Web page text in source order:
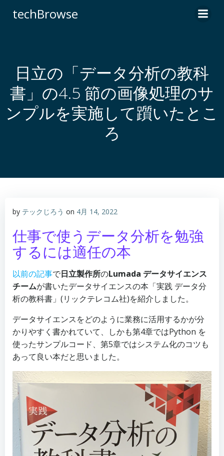
へ
ス
キ
ッ
techBrowse
日立の「データ分析の教科
書」の4.5 節の画像処理のサ
ンプルを実施して躓いたとこ
ろ
by テックじろう on 4月 14, 2022
仕事で使うデータ分析を勉強
するには適任の本
以前の記事で日立製作所のLumada データサイエンス
チームが書いたデータサイエンスの本「実践 データ分
析の教科書」(リックテレコム社)を紹介しました。
データサイエンスをどのように業務に活用するかが分
かりやすく書かれていて、しかも第4章ではPython を
使ったサンプルコード、第5章ではシステム化のコツも
あって良い本だと思いました。